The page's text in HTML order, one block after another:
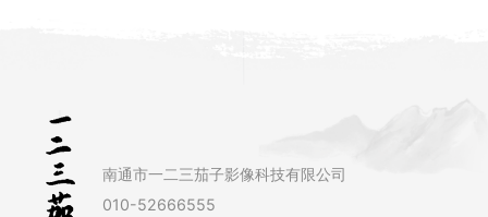
南通市一二三茄子影像科技有限公司
010-52666555